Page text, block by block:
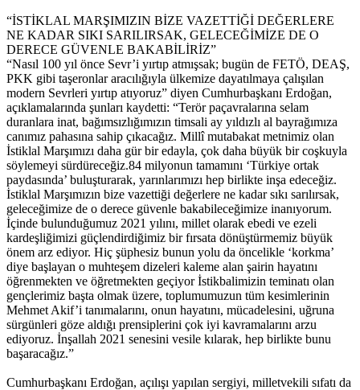
“İSTİKLAL MARŞIMIZIN BİZE VAZETTİĞİ DEĞERLERE
NE KADAR SIKI SARILIRSAK, GELECEĞİMİZE DE O
DERECE GÜVENLE BAKABİLİRİZ”
“Nasıl 100 yıl önce Sevr’i yırtıp atmışsak; bugün de FETÖ, DEAŞ,
PKK gibi taşeronlar aracılığıyla ülkemize dayatılmaya çalışılan
modern Sevrleri yırtıp atıyoruz” diyen Cumhurbaşkanı Erdoğan,
açıklamalarında şunları kaydetti: “Terör paçavralarına selam
duranlara inat, bağımsızlığımızın timsali ay yıldızlı al bayrağımıza
canımız pahasına sahip çıkacağız. Millî mutabakat metnimiz olan
İstiklal Marşımızı daha gür bir edayla, çok daha büyük bir coşkuyla
söylemeyi sürdüreceğiz.84 milyonun tamamını ‘Türkiye ortak
paydasında’ buluşturarak, yarınlarımızı hep birlikte inşa edeceğiz.
İstiklal Marşımızın bize vazettiği değerlere ne kadar sıkı sarılırsak,
geleceğimize de o derece güvenle bakabileceğimize inanıyorum.
İçinde bulunduğumuz 2021 yılını, millet olarak ebedi ve ezeli
kardeşliğimizi güçlendirdiğimiz bir fırsata dönüştürmemiz büyük
önem arz ediyor. Hiç şüphesiz bunun yolu da öncelikle ‘korkma’
diye başlayan o muhteşem dizeleri kaleme alan şairin hayatını
öğrenmekten ve öğretmekten geçiyor İstikbalimizin teminatı olan
gençlerimiz başta olmak üzere, toplumumuzun tüm kesimlerinin
Mehmet Akif’i tanımalarını, onun hayatını, mücadelesini, uğruna
sürgünleri göze aldığı prensiplerini çok iyi kavramalarını arzu
ediyoruz. İnşallah 2021 senesini vesile kılarak, hep birlikte bunu
başaracağız.”
Cumhurbaşkanı Erdoğan, açılışı yapılan sergiyi, milletvekili sıfatı da